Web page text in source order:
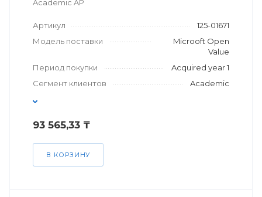
Academic AP
Артикул
125-01671
Модель поставки
Microoft Open
Value
Период покупки
Acquired year 1
Сегмент клиентов
Academic
93 565,33 ₸
В КОРЗИНУ